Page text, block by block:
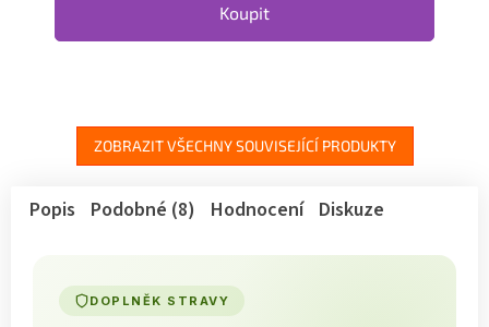
Koupit
ZOBRAZIT VŠECHNY SOUVISEJÍCÍ PRODUKTY
Popis Podobné (8) Hodnocení Diskuze
DOPLNĚK STRAVY